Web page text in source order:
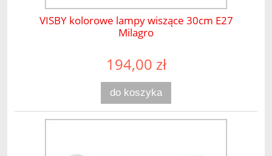
VISBY kolorowe lampy wiszące 30cm E27
Milagro
194,00 zł
do koszyka